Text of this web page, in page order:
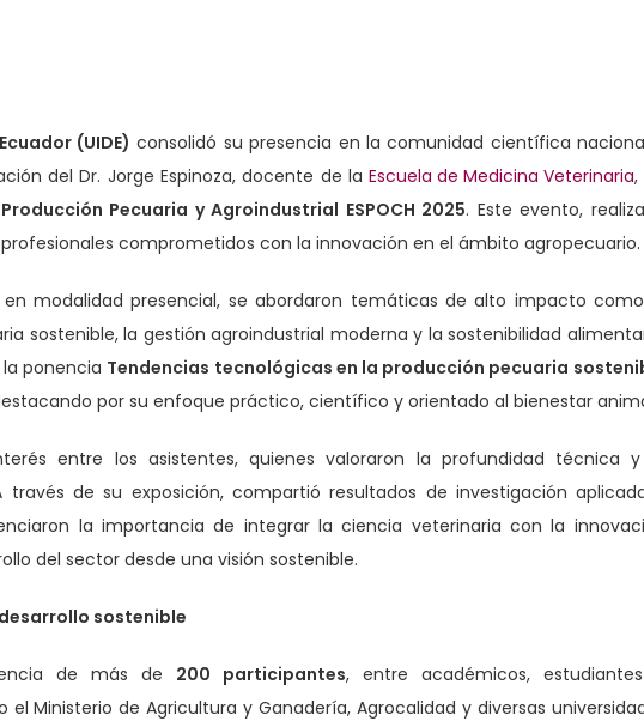
(UIDE) consolidó su presencia en la comunidad científica
del Dr. Jorge Espinoza, docente de laEscuela de Medicina Veterinaria,
Pecuaria y Agroindustrial ESPOCH 2025. Este evento,
comprometidos con la innovación en el ámbito agropecuario.
en modalidad presencial, se abordaron temáticas de alto impacto
sostenible, la gestión agroindustrial moderna y la sostenibilidad
ponencia Tendencias tecnológicas en la producción pecuaria
por su enfoque práctico, científico y orientado al bienestar
entre los asistentes, quienes valoraron la profundidad técnica
través de su exposición, compartió resultados de investigación
la importancia de integrar la ciencia veterinaria con la
del sector desde una visión sostenible.
sostenible
de más de 200 participantes, entre académicos,
Ministerio de Agricultura y Ganadería, Agrocalidad y diversas